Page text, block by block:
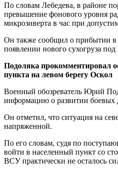
По словам Лебедева, в районе
превышение фонового уровня
микрозиверта в час при
Он также сообщил о прибытии
появлении нового сухогруза
Подоляка прокомментировал
пункта на левом берегу Оскол
Военный обозреватель Юрий
информацию о развитии боевых
Он отметил, что ситуация на
напряженной.
По его словам, судя по
войти в населенный пункт со
ВСУ практически не осталось